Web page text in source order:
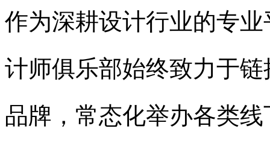
作为深耕设计行业的专
计师俱乐部始终致力于
品牌，常态化举办各类